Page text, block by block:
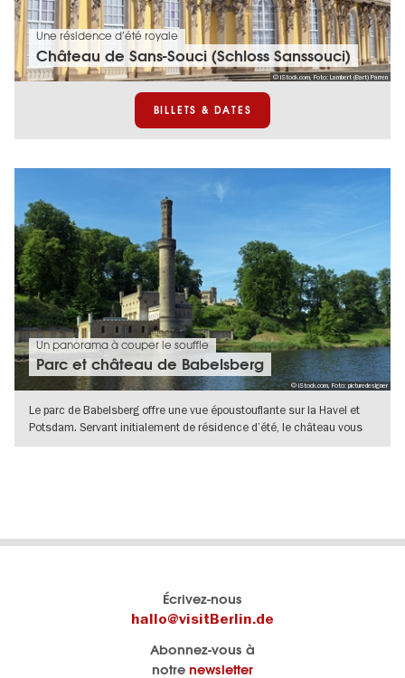
© iStock.com, Foto: Lambert (Bart) Parren
Une résidence d’été royale
Château de Sans-Souci (Schloss Sanssouci)
BILLETS & DATES
© iStock.com, Foto: picturedesigner
Un panorama à couper le souffle
Parc et château de Babelsberg
Le parc de Babelsberg offre une vue époustouflante sur la Havel et
Potsdam. Servant initialement de résidence d’été, le château vous
Écrivez-nous
hallo@visitBerlin.de
Abonnez-vous à
notre newsletter